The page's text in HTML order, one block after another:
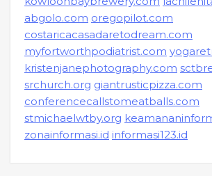
abgolo.com oregopilot.com
costaricacasadaretodream.com
myfortworthpodiatrist.com
kristenjanephotography.com
srchurch.org giantrusticpizza.com
conferencecallstomeatballs.com
stmichaelwtby.org
zonainformasi.id informasi123.id